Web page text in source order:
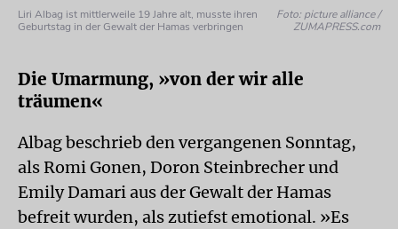
Liri Albag ist mittlerweile 19 Jahre alt, musste ihren
Geburtstag in der Gewalt der Hamas verbringen
Foto: picture alliance /
ZUMAPRESS.com
Die Umarmung, »von der wir alle
träumen«
Albag beschrieb den vergangenen Sonntag,
als Romi Gonen, Doron Steinbrecher und
Emily Damari aus der Gewalt der Hamas
befreit wurden, als zutiefst emotional. »Es